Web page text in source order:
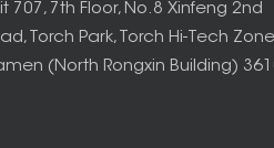
707, 7th Floor, No.8 Xinfeng 2nd
Torch Park, Torch Hi-Tech
(North Rongxin Building)